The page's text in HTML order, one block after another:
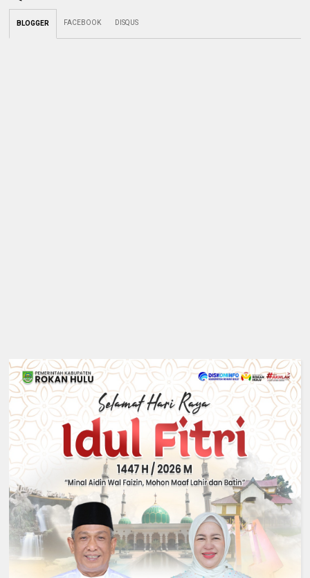
BLOGGER FACEBOOK DISQUS